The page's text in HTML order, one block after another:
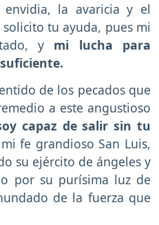
la avaricia y el
tu ayuda, pues mi
y mi lucha para
de los pecados que
a este angustioso
capaz de salir sin tu
fe grandioso San Luis,
su ejército de ángeles y
por su purísima luz de
de la fuerza que